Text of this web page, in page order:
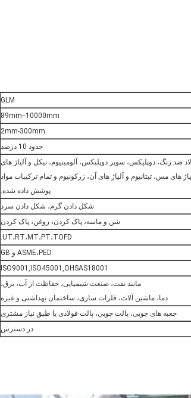
GLM
89mm--10000mm
2mm-300mm
حدود 10 درصد
ضد زنگ، دوپلیکس، سوپر دوپلیکس، آلومینیوم، نیکل و آلیاژ های
های مس، تیتانیوم و آلیاژ های آن، زرکونیوم و تمام ترکیبات مواد
پوشش داده شده.
شکل دادن گرم، شکل دادن سرد
شن و ماسه، پاک کردن، روغن، پاک کردن
UT،RT،MT،PT،TOFD.
ASME،PED و GB
ISO9001,ISO45001,OHSAS18001
مانند نفت، صنعت شیمیایی، حفاظت از آب، برق،
دما، ماشین آلات، فلزات سازی، ساختمان بهداشتی و غیره
جعبه های چوبی، پالت چوبی، پالت فولادی یا طبق نیاز مشتری
در دسترس